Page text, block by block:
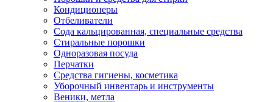
Кондиционеры
Отбеливатели
Сода кальцированная, специальные средства
Стиральные порошки
Одноразовая посуда
Перчатки
Средства гигиены, косметика
Уборочный инвентарь и инструменты
Веники, метла